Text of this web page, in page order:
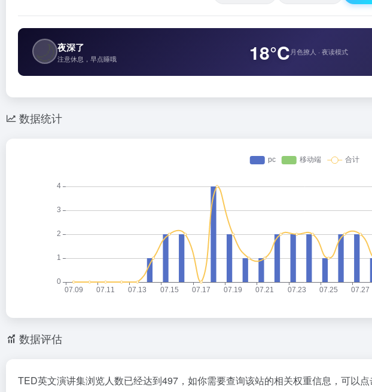
🌙夜深了
注意休息，早点睡哦 18°C月色撩人 · 夜读模式
数据统计
数据评估
TED英文演讲集浏览人数已经达到497，如你需要查询该站的相关权重信息，可以点